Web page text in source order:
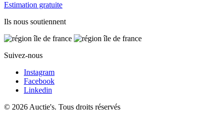
Estimation gratuite
Ils nous soutiennent
Suivez-nous
Instagram
Facebook
Linkedin
© 2026 Auctie's. Tous droits réservés